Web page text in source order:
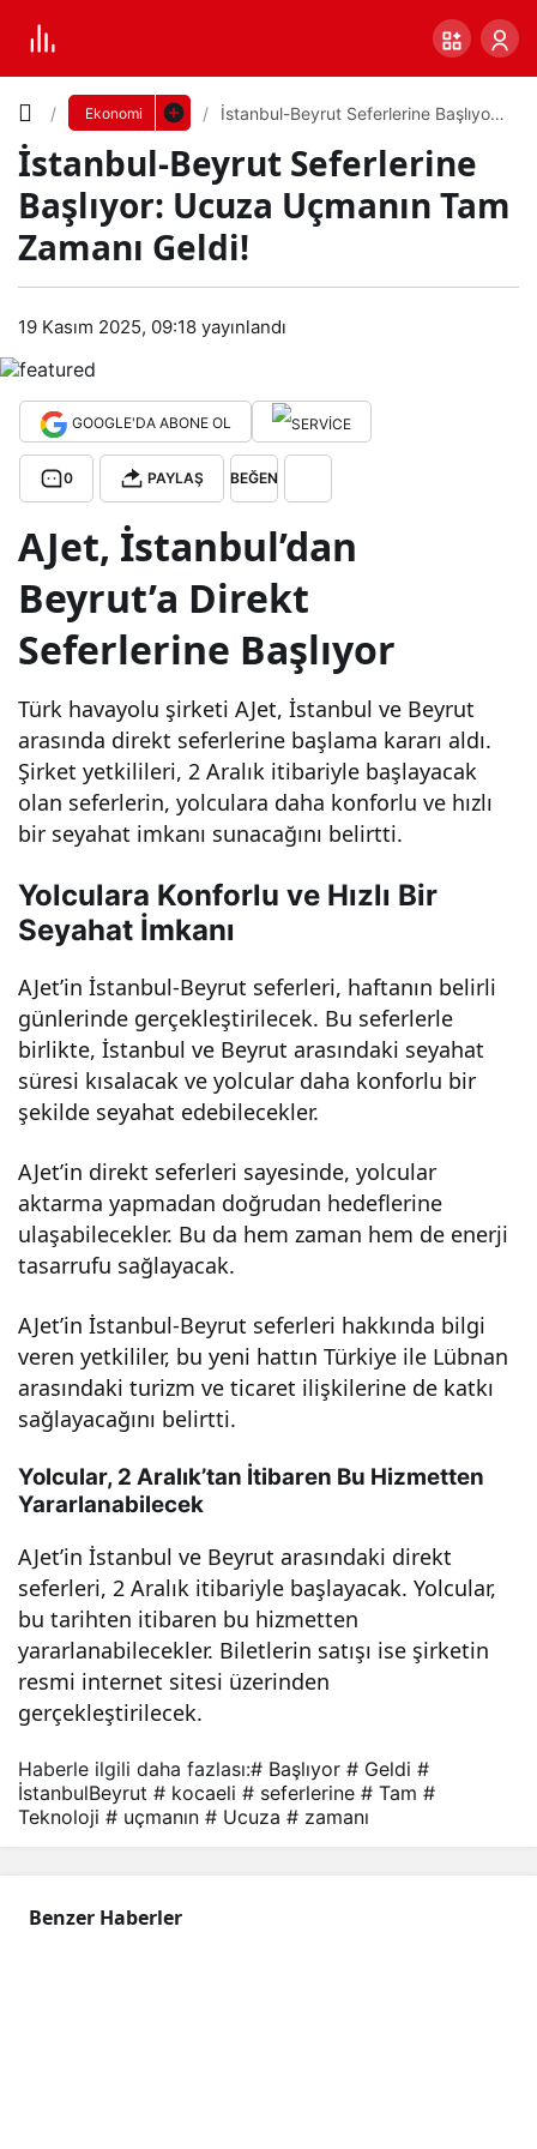
Ekonomi
İstanbul-Beyrut Seferlerine Başlıyor:
İstanbul-Beyrut Seferlerine
Başlıyor: Ucuza Uçmanın Tam
Zamanı Geldi!
19 Kasım 2025, 09:18 yayınlandı
GOOGLE'DA ABONE OL
0 PAYLAŞ BEĞEN
AJet, İstanbul’dan
Beyrut’a Direkt
Seferlerine Başlıyor
Türk havayolu şirketi AJet, İstanbul ve Beyrut
arasında direkt seferlerine başlama kararı aldı.
Şirket yetkilileri, 2 Aralık itibariyle başlayacak
olan seferlerin, yolculara daha konforlu ve hızlı
bir seyahat imkanı sunacağını belirtti.
Yolculara Konforlu ve Hızlı Bir
Seyahat İmkanı
AJet’in İstanbul-Beyrut seferleri, haftanın belirli
günlerinde gerçekleştirilecek. Bu seferlerle
birlikte, İstanbul ve Beyrut arasındaki seyahat
süresi kısalacak ve yolcular daha konforlu bir
şekilde seyahat edebilecekler.
AJet’in direkt seferleri sayesinde, yolcular
aktarma yapmadan doğrudan hedeflerine
ulaşabilecekler. Bu da hem zaman hem de enerji
tasarrufu sağlayacak.
AJet’in İstanbul-Beyrut seferleri hakkında bilgi
veren yetkililer, bu yeni hattın Türkiye ile Lübnan
arasındaki turizm ve ticaret ilişkilerine de katkı
sağlayacağını belirtti.
Yolcular, 2 Aralık’tan İtibaren Bu Hizmetten
Yararlanabilecek
AJet’in İstanbul ve Beyrut arasındaki direkt
seferleri, 2 Aralık itibariyle başlayacak. Yolcular,
bu tarihten itibaren bu hizmetten
yararlanabilecekler. Biletlerin satışı ise şirketin
resmi internet sitesi üzerinden
gerçekleştirilecek.
İsta
-
Bey
Sefe
rleri
ne
Başl
ıyor:
Ucu
Uç
man
ın
Tam
anı
Gel
di!
Yazı
Boyutunu
Ayarla
Varsayılana
0 PAYLAŞ
Haberle ilgili daha fazlası:# Başlıyor # Geldi #
İstanbulBeyrut # kocaeli # seferlerine # Tam #
Teknoloji # uçmanın # Ucuza # zamanı
Benzer Haberler